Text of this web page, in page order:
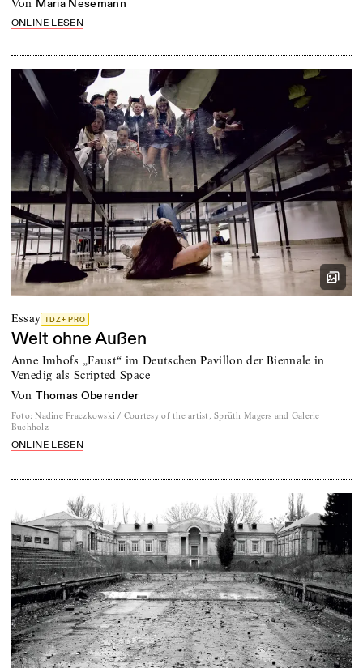
von Maria Nesemann
ONLINE LESEN
Essay TDZ+ PRO
Welt ohne Außen
Anne Imhofs „Faust“ im Deutschen Pavillon der Biennale in
Venedig als Scripted Space
von Thomas Oberender
Foto: Nadine Fraczkowski / Courtesy of the artist, Sprüth Magers and Galerie
Buchholz
ONLINE LESEN